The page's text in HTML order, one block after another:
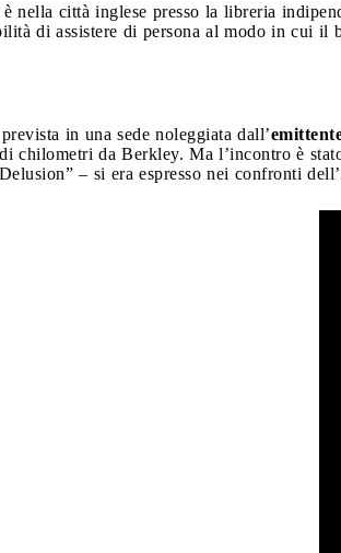
nella città inglese presso la libreria
di assistere di persona al modo in cui il
in una sede noleggiata dall’
chilometri da Berkley. Ma l’incontro è
– si era espresso nei confronti